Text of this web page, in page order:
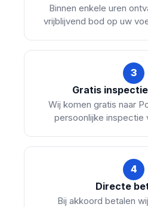
Binnen enkele uren
vrijblijvend bod op uw
3
Gratis
Wij komen gratis naar
persoonlijke inspectie
4
Directe
Bij akkoord betalen